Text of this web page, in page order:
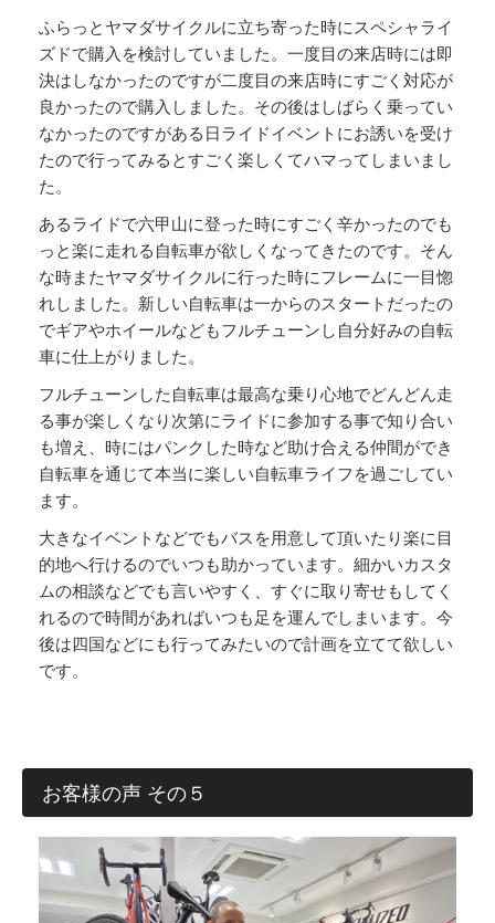
ふらっとヤマダサイクルに立ち寄った時にスペシャライ
ズドで購入を検討していました。一度目の来店時には即
決はしなかったのですが二度目の来店時にすごく対応が
良かったので購入しました。その後はしばらく乗ってい
なかったのですがある日ライドイベントにお誘いを受け
たので行ってみるとすごく楽しくてハマってしまいまし
た。
あるライドで六甲山に登った時にすごく辛かったのでも
っと楽に走れる自転車が欲しくなってきたのです。そん
な時またヤマダサイクルに行った時にフレームに一目惚
れしました。新しい自転車は一からのスタートだったの
でギアやホイールなどもフルチューンし自分好みの自転
車に仕上がりました。
フルチューンした自転車は最高な乗り心地でどんどん走
る事が楽しくなり次第にライドに参加する事で知り合い
も増え、時にはパンクした時など助け合える仲間ができ
自転車を通じて本当に楽しい自転車ライフを過ごしてい
ます。
大きなイベントなどでもバスを用意して頂いたり楽に目
的地へ行けるのでいつも助かっています。細かいカスタ
ムの相談などでも言いやすく、すぐに取り寄せもしてく
れるので時間があればいつも足を運んでしまいます。今
後は四国などにも行ってみたいので計画を立てて欲しい
です。
お客様の声 その５